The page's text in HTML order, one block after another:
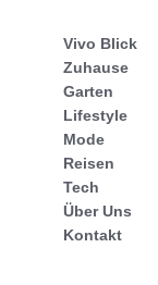
Vivo Blick
Zuhause
Garten
Lifestyle
Mode
Reisen
Tech
Über Uns
Kontakt